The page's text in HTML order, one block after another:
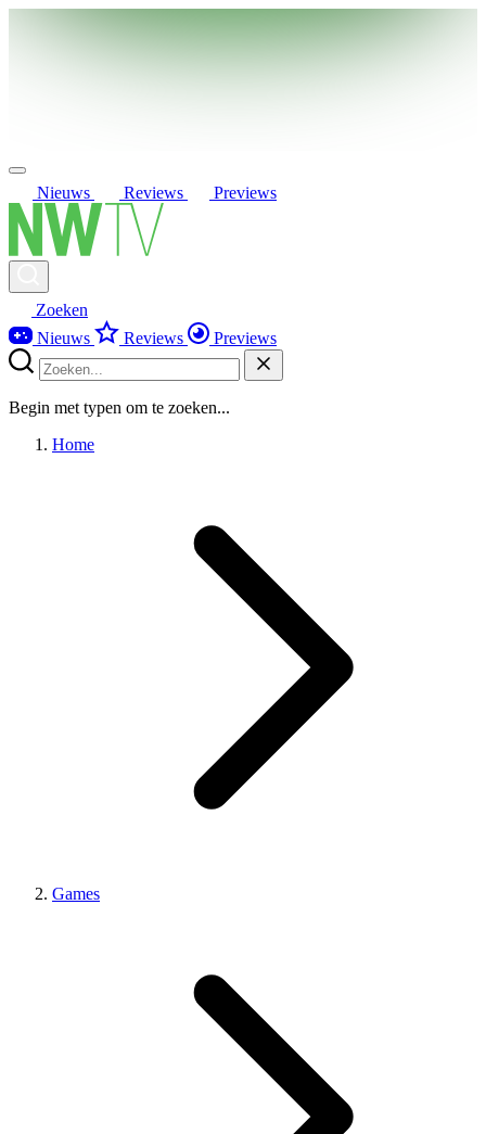
Nieuws Reviews Previews
Zoeken
Nieuws
Reviews Previews
Begin met typen om te zoeken...
Home
Games